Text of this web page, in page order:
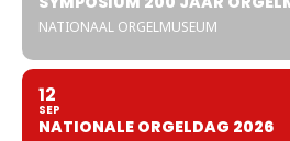
NATIONAAL ORGELMUSEUM
12
SEP
NATIONALE ORGELDAG 2026